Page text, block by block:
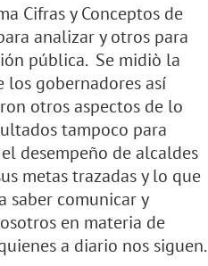
Cifras y Conceptos de
analizar y otros para
pública. Se midiò la
los gobernadores así
otros aspectos de lo
tampoco para
desempeño de alcaldes
metas trazadas y lo que
saber comunicar y
en materia de
a diario nos siguen.